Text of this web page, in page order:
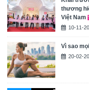
thương
Việt Nam
10-11-
Vì sao
20-02-